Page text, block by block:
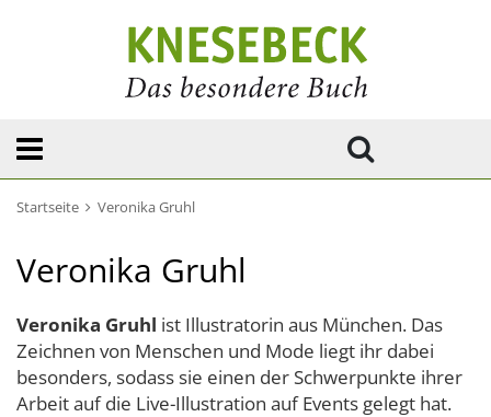
Startseite Veronika Gruhl
Veronika Gruhl
Veronika Gruhl ist Illustratorin aus München. Das
Zeichnen von Menschen und Mode liegt ihr dabei
besonders, sodass sie einen der Schwerpunkte ihrer
Arbeit auf die Live-Illustration auf Events gelegt hat.